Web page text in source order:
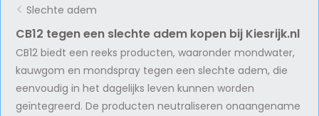
Slechte adem
CB12 tegen een slechte adem kopen bij Kiesrijk.nl
CB12 biedt een reeks producten, waaronder mondwater,
kauwgom en mondspray tegen een slechte adem, die
eenvoudig in het dagelijks leven kunnen worden
geïntegreerd. De producten neutraliseren onaangename